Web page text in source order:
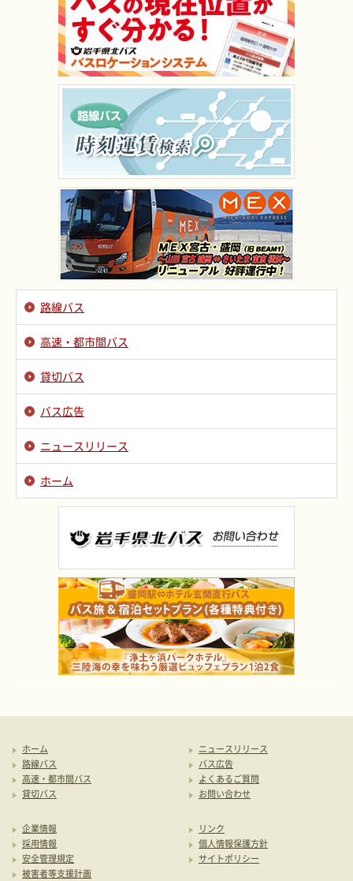
路線バス
高速・都市間バス
貸切バス
バス広告
ニュースリリース
ホーム
ホーム
路線バス
高速・都市間バス
貸切バス
ニュースリリース
バス広告
よくあるご質問
お問い合わせ
企業情報
採用情報
安全管理規定
被害者等支援計画
リンク
個人情報保護方針
サイトポリシー